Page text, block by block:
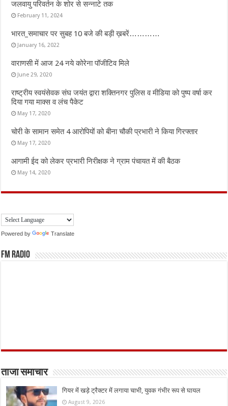
जलवायु परिवर्तन के शोर से सन्नाटे तक
February 11, 2024
भारत_समाचार पर सुबह 10 बजे की बड़ी ख़बरें…………
January 16, 2022
वाराणसी में आज 24 नये कोरेना पॉजीटिव मिले
June 29, 2020
राष्ट्रीय स्वयंसेवक संघ जयंत द्वारा शक्तिनगर पुलिस व मीडिया को पुष्प वर्षा कर
दिया गया माक्स व लंच पैकेट
May 17, 2020
चोरी के सामान समेत 4 आरोपियों को बीना चौकी प्रभारी ने किया गिरफ्तार
May 17, 2020
आगामी ईद को लेकर प्रभारी निरीक्षक ने ग्राम पंचायत में की बैठक
May 14, 2020
Powered by Translate
FM Radio
ताजा समाचार
गियर में खड़े ट्रैक्टर में लगाया चाभी, युवक गंभीर रूप से घायल
August 9, 2026